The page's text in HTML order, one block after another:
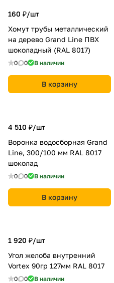
160 ₽/шт
Хомут трубы металлический
на дерево Grand Line ПВХ
шоколадный (RAL 8017)
0 0 В наличии
В корзину
4 510 ₽/шт
Воронка водосборная Grand
Line, 300/100 мм RAL 8017
шоколад
0 0 В наличии
В корзину
1 920 ₽/шт
Угол желоба внутренний
Vortex 90гр 127мм RAL 8017
0 0 В наличии